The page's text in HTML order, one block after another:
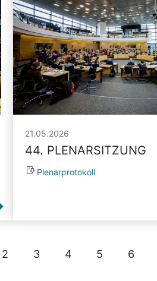
21.05.2026
44. PLENARSITZUNG
Plenarprotokoll
2 3 4 5 6